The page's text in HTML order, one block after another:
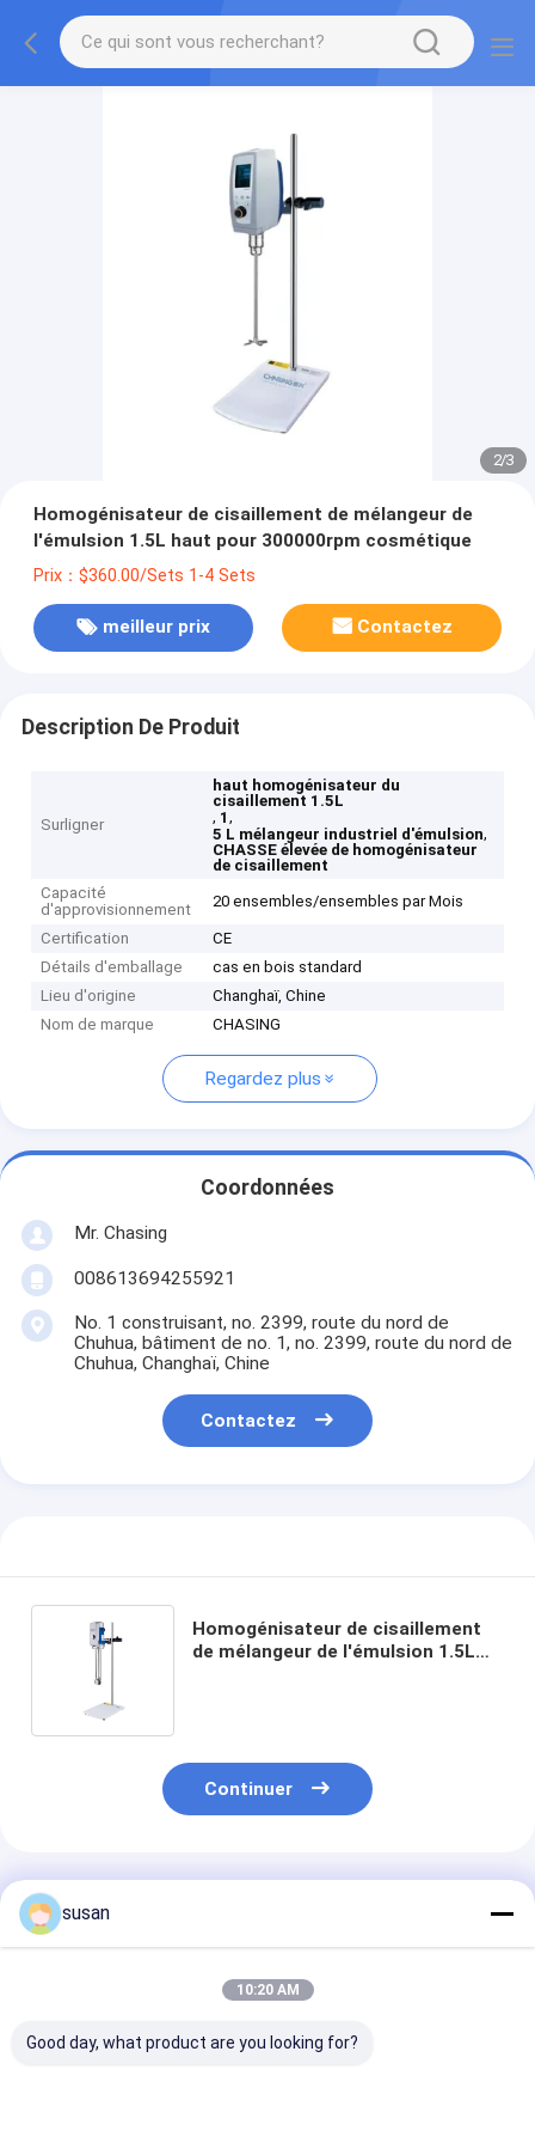
2/3
Homogénisateur de cisaillement de mélangeur de
l'émulsion 1.5L haut pour 300000rpm cosmétique
Prix：$360.00/Sets 1-4 Sets
meilleur prix Contactez
Description De Produit
Surligner
haut homogénisateur du
cisaillement 1.5L
, 1,
5 L mélangeur industriel d'émulsion,
CHASSE élevée de homogénisateur
de cisaillement
Capacité
d'approvisionnement
20 ensembles/ensembles par Mois
Certification
CE
Détails d'emballage
cas en bois standard
Lieu d'origine
Changhaï, Chine
Nom de marque
CHASING
Regardez plus
Coordonnées
Mr. Chasing
008613694255921
No. 1 construisant, no. 2399, route du nord de
Chuhua, bâtiment de no. 1, no. 2399, route du nord de
Chuhua, Changhaï, Chine
Contactez
Homogénisateur de cisaillement
de mélangeur de l'émulsion 1.5L
Continuer
Produits Recommandés
susan
10:20 AM
Good day, what product are you looking for?